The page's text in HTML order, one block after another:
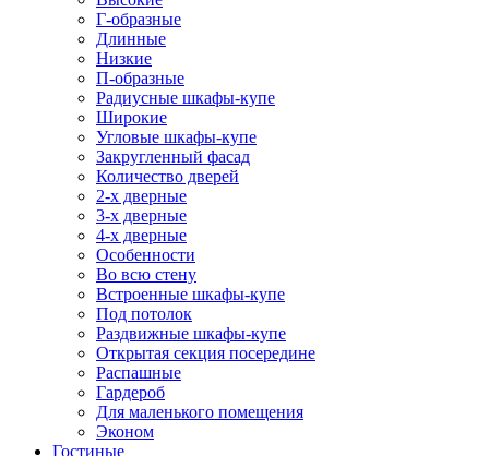
Г-образные
Длинные
Низкие
П-образные
Радиусные шкафы-купе
Широкие
Угловые шкафы-купе
Закругленный фасад
Количество дверей
2-х дверные
3-х дверные
4-х дверные
Особенности
Во всю стену
Встроенные шкафы-купе
Под потолок
Раздвижные шкафы-купе
Открытая секция посередине
Распашные
Гардероб
Для маленького помещения
Эконом
Гостиные